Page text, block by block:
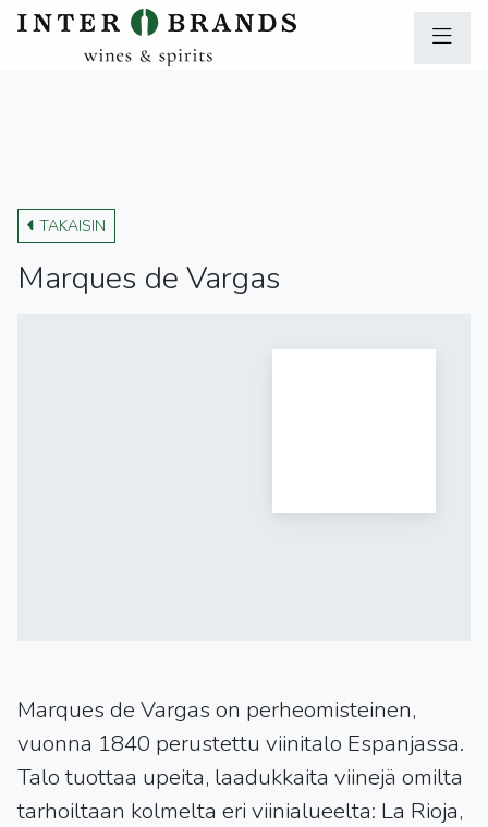
TAKAISIN
Marques de Vargas
Marques de Vargas on perheomisteinen,
vuonna 1840 perustettu viinitalo Espanjassa.
Talo tuottaa upeita, laadukkaita viinejä omilta
tarhoiltaan kolmelta eri viinialueelta: La Rioja,